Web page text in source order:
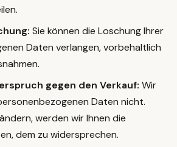
Sie können die Loschung Ihrer
Daten verlangen, vorbehaltlich
gegen den Verkauf: Wir
Daten nicht.
werden wir Ihnen die
dem zu widersprechen.